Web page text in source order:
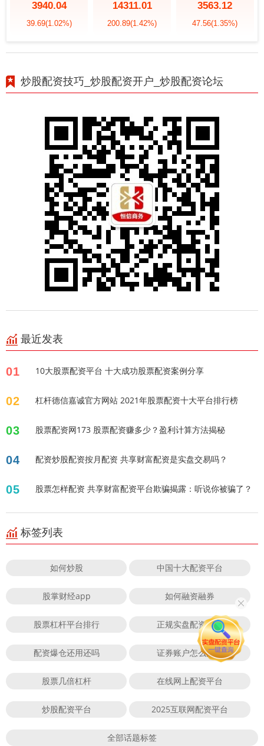
3940.04
39.69(1.02%)
14311.01
200.89(1.42%)
3563.12
47.56(1.35%)
炒股配资技巧_炒股配资开户_炒股配资论坛
最近发表
01 10大股票配资平台 十大成功股票配资案例分享
02 杠杆德信嘉诚官方网站 2021年股票配资十大平台排行榜
03 股票配资网173 股票配资赚多少？盈利计算方法揭秘
04 配资炒股配资按月配资 共享财富配资是实盘交易吗？
05 股票怎样配资 共享财富配资平台欺骗揭露：听说你被骗了？
标签列表
如何炒股 中国十大配资平台
股掌财经app 如何融资融券
股票杠杆平台排行 正规实盘配资平台
配资爆仓还用还吗 证券账户怎么配资
股票几倍杠杆 在线网上配资平台
炒股配资平台 2025互联网配资平台
全部话题标签